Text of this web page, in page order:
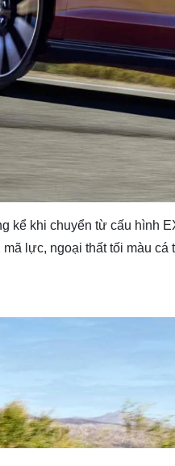
kể khi chuyển từ cấu hình
lực, ngoại thất tối màu cá